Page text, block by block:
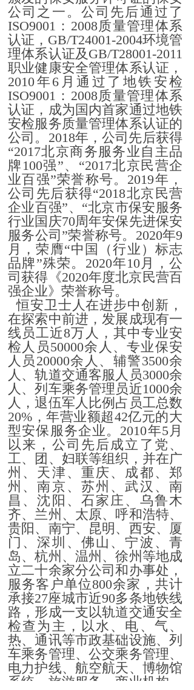
公司之一。公司先后通过了
ISO9001：2008质量管理体系
认证，GB/T24001-2004环境管
理体系认证及GB/T28001-2011
职业健康安全管理体系认证，
2010年6月通过了地铁安检
ISO9001：2008质量管理体系
认证，成为国内首家通过地铁
安检服务质量管理体系认证的
公司。2018年，公司先后获得
“2017北京商务服务业自主品
牌100强”、“2017北京民营企
业百强”荣誉称号。2019年，
公司先后获得“2018北京民营
企业百强”、“北京市保安服务
行业国庆70周年安保先进保安
服务公司”荣誉称号。2020年9
月，荣膺“中国（行业）标志
品牌”殊荣。2020年10月，公
司获得《2020年度北京民营百
强企业》荣誉称号。
恒安卫士人在进步中创新，
在探索中前进，发展成现有一
线员工近8万人，其中专业安
检人员50000余人、专业保安
人员20000余人、辅警3500余
人、轨道交通客服人员3000余
人、列车乘务管理员近1000余
人，退伍军人比例占员工总数
20%，年营业额超42亿元的大
型安保服务企业。2010年5月
以来，公司先后成立了党、
工、团、妇联等组织，并在广
州、天津、重庆、成都、郑
州、南京、苏州、武汉、南
昌、沈阳、石家庄、乌鲁木
齐、兰州、太原、呼和浩特、
贵阳、南宁、昆明、西安、厦
门、深圳、佛山、宁波、青
岛、杭州、温州、徐州等地成
立二十余家分公司和办事处，
服务客户单位800余家，共计
承接27座城市近90多条地铁线
路，形成一支以轨道交通安全
检查为主，以水、电、气、
热、通讯等市政基础设施、列
车乘务管理、公交乘务管理、
电力护线、航空航天、博物馆
系统、旅游服务、商业机构、